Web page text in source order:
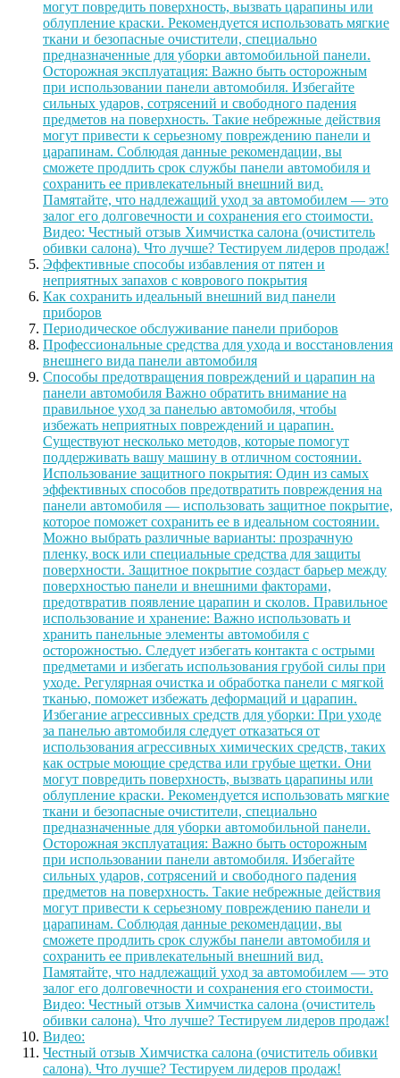
могут повредить поверхность, вызвать царапины или
облупление краски. Рекомендуется использовать мягкие
ткани и безопасные очистители, специально
предназначенные для уборки автомобильной панели.
Осторожная эксплуатация: Важно быть осторожным
при использовании панели автомобиля. Избегайте
сильных ударов, сотрясений и свободного падения
предметов на поверхность. Такие небрежные действия
могут привести к серьезному повреждению панели и
царапинам. Соблюдая данные рекомендации, вы
сможете продлить срок службы панели автомобиля и
сохранить ее привлекательный внешний вид.
Памятайте, что надлежащий уход за автомобилем — это
залог его долговечности и сохранения его стоимости.
Видео: Честный отзыв Химчистка салона (очиститель
обивки салона). Что лучше? Тестируем лидеров продаж!
Эффективные способы избавления от пятен и
неприятных запахов с коврового покрытия
Как сохранить идеальный внешний вид панели
приборов
Периодическое обслуживание панели приборов
Профессиональные средства для ухода и восстановления
внешнего вида панели автомобиля
Способы предотвращения повреждений и царапин на
панели автомобиля Важно обратить внимание на
правильное уход за панелью автомобиля, чтобы
избежать неприятных повреждений и царапин.
Существуют несколько методов, которые помогут
поддерживать вашу машину в отличном состоянии.
Использование защитного покрытия: Один из самых
эффективных способов предотвратить повреждения на
панели автомобиля — использовать защитное покрытие,
которое поможет сохранить ее в идеальном состоянии.
Можно выбрать различные варианты: прозрачную
пленку, воск или специальные средства для защиты
поверхности. Защитное покрытие создаст барьер между
поверхностью панели и внешними факторами,
предотвратив появление царапин и сколов. Правильное
использование и хранение: Важно использовать и
хранить панельные элементы автомобиля с
осторожностью. Следует избегать контакта с острыми
предметами и избегать использования грубой силы при
уходе. Регулярная очистка и обработка панели с мягкой
тканью, поможет избежать деформаций и царапин.
Избегание агрессивных средств для уборки: При уходе
за панелью автомобиля следует отказаться от
использования агрессивных химических средств, таких
как острые моющие средства или грубые щетки. Они
могут повредить поверхность, вызвать царапины или
облупление краски. Рекомендуется использовать мягкие
ткани и безопасные очистители, специально
предназначенные для уборки автомобильной панели.
Осторожная эксплуатация: Важно быть осторожным
при использовании панели автомобиля. Избегайте
сильных ударов, сотрясений и свободного падения
предметов на поверхность. Такие небрежные действия
могут привести к серьезному повреждению панели и
царапинам. Соблюдая данные рекомендации, вы
сможете продлить срок службы панели автомобиля и
сохранить ее привлекательный внешний вид.
Памятайте, что надлежащий уход за автомобилем — это
залог его долговечности и сохранения его стоимости.
Видео: Честный отзыв Химчистка салона (очиститель
обивки салона). Что лучше? Тестируем лидеров продаж!
Видео:
Честный отзыв Химчистка салона (очиститель обивки
салона). Что лучше? Тестируем лидеров продаж!